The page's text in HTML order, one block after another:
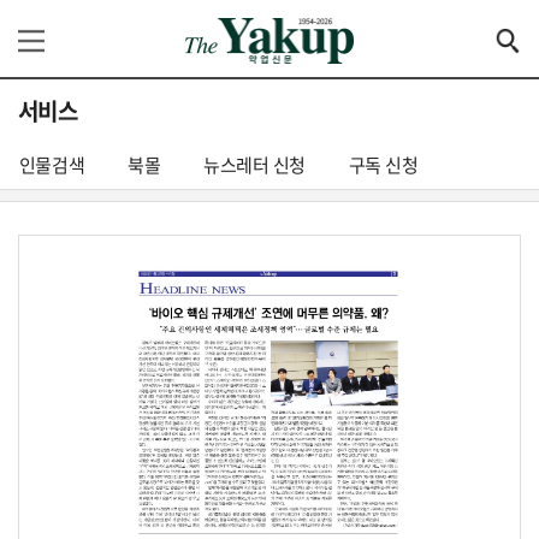
서비스
인물검색 북몰 뉴스레터 신청 구독 신청